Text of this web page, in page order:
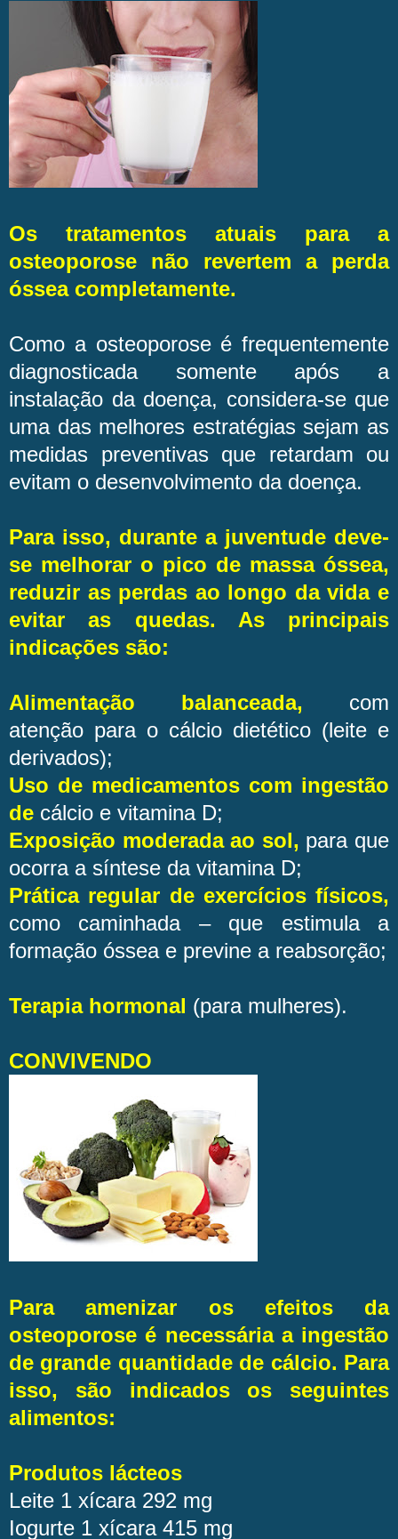
Os tratamentos atuais para a
osteoporose não revertem a perda
óssea completamente.
Como a osteoporose é frequentemente
diagnosticada somente após a
instalação da doença, considera-se que
uma das melhores estratégias sejam as
medidas preventivas que retardam ou
evitam o desenvolvimento da doença.
Para isso, durante a juventude deve-
se melhorar o pico de massa óssea,
reduzir as perdas ao longo da vida e
evitar as quedas. As principais
indicações são:
Alimentação balanceada, com
atenção para o cálcio dietético (leite e
derivados);
Uso de medicamentos com ingestão
de cálcio e vitamina D;
Exposição moderada ao sol, para que
ocorra a síntese da vitamina D;
Prática regular de exercícios físicos,
como caminhada – que estimula a
formação óssea e previne a reabsorção;
Terapia hormonal (para mulheres).
CONVIVENDO
Para amenizar os efeitos da
osteoporose é necessária a ingestão
de grande quantidade de cálcio. Para
isso, são indicados os seguintes
alimentos:
Produtos lácteos
Leite 1 xícara 292 mg
Iogurte 1 xícara 415 mg